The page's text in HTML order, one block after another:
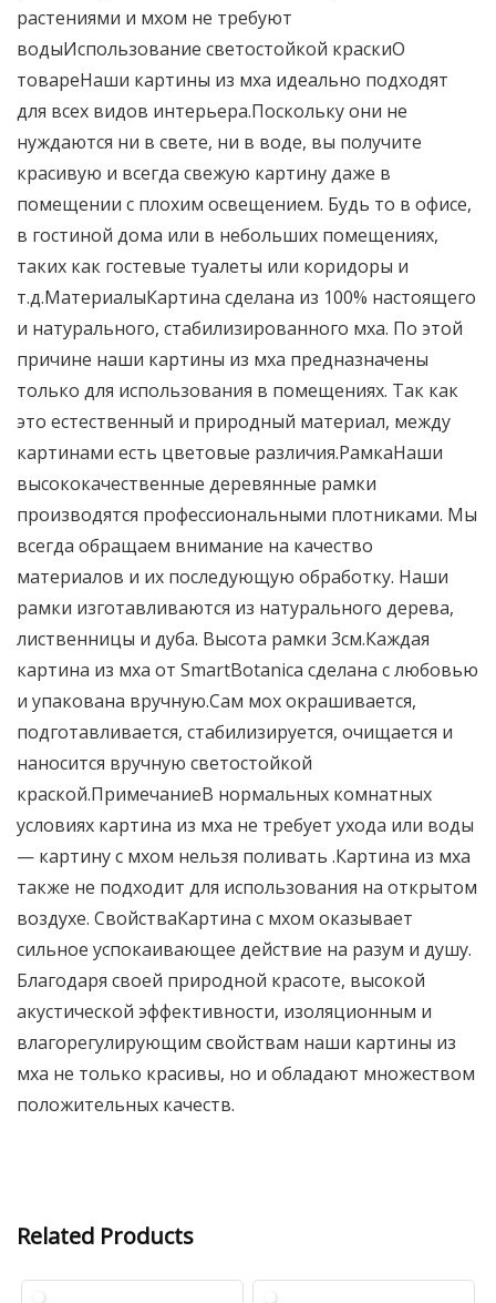
растениями и мхом не требуют
водыИспользование светостойкой краскиО
товареНаши картины из мха идеально подходят
для всех видов интерьера.Поскольку они не
нуждаются ни в свете, ни в воде, вы получите
красивую и всегда свежую картину даже в
помещении с плохим освещением. Будь то в офисе,
в гостиной дома или в небольших помещениях,
таких как гостевые туалеты или коридоры и
т.д.МатериалыКартина сделана из 100% настоящего
и натурального, стабилизированного мха. По этой
причине наши картины из мха предназначены
только для использования в помещениях. Так как
это естественный и природный материал, между
картинами есть цветовые различия.РамкаНаши
высококачественные деревянные рамки
производятся профессиональными плотниками. Мы
всегда обращаем внимание на качество
материалов и их последующую обработку. Наши
рамки изготавливаются из натурального дерева,
лиственницы и дуба. Высота рамки 3см.Каждая
картина из мха от SmartBotanica сделана с любовью
и упакована вручную.Сам мох окрашивается,
подготавливается, стабилизируется, очищается и
наносится вручную светостойкой
краской.ПримечаниеВ нормальных комнатных
условиях картина из мха не требует ухода или воды
— картину с мхом нельзя поливать .Картина из мха
также не подходит для использования на открытом
воздухе. СвойстваКартина с мхом оказывает
сильное успокаивающее действие на разум и душу.
Благодаря своей природной красоте, высокой
акустической эффективности, изоляционным и
влагорегулирующим свойствам наши картины из
мха не только красивы, но и обладают множеством
положительных качеств.
Related Products